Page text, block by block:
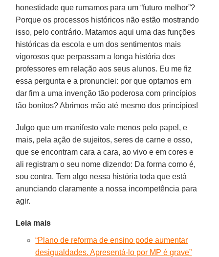
honestidade que rumamos para um “futuro melhor”?
Porque os processos históricos não estão mostrando
isso, pelo contrário. Matamos aqui uma das funções
históricas da escola e um dos sentimentos mais
vigorosos que perpassam a longa história dos
professores em relação aos seus alunos. Eu me fiz
essa pergunta e a pronunciei: por que optamos em
dar fim a uma invenção tão poderosa com princípios
tão bonitos? Abrimos mão até mesmo dos princípios!
Julgo que um manifesto vale menos pelo papel, e
mais, pela ação de sujeitos, seres de carne e osso,
que se encontram cara a cara, ao vivo e em cores e
ali registram o seu nome dizendo: Da forma como é,
sou contra. Tem algo nessa história toda que está
anunciando claramente a nossa incompetência para
agir.
Leia mais
“Plano de reforma de ensino pode aumentar
desigualdades. Apresentá-lo por MP é grave”